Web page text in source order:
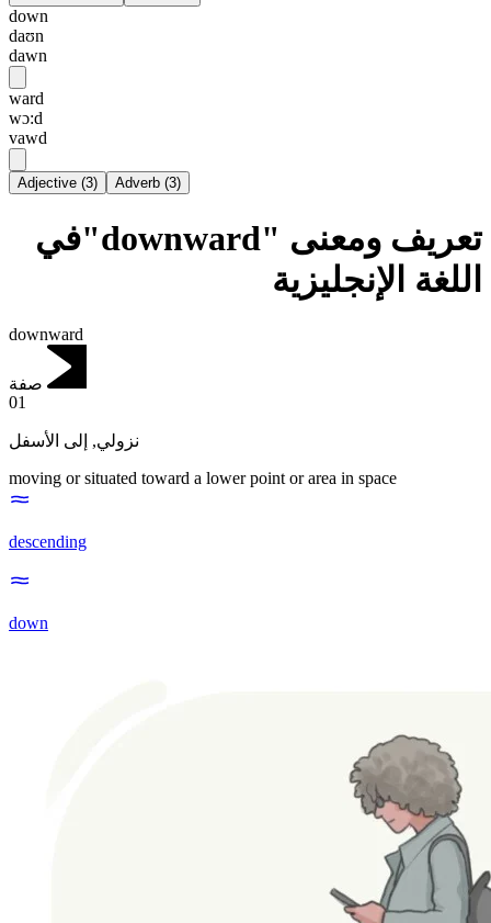
down
daʊn
dawn
ward
wɔ:d
vawd
Adjective (3) Adverb (3)
تعريف ومعنى "downward"في
اللغة الإنجليزية
downward
صفة
01
نزولي, إلى الأسفل
moving or situated toward a lower point or area in space
descending
down